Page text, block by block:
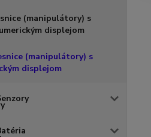
(manipulátory) s
displejom
(manipulátory) s
displejom